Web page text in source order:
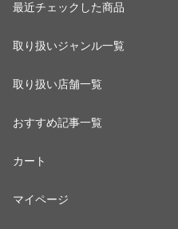
最近チェックした商品
取り扱いジャンル一覧
取り扱い店舗一覧
おすすめ記事一覧
カート
マイページ